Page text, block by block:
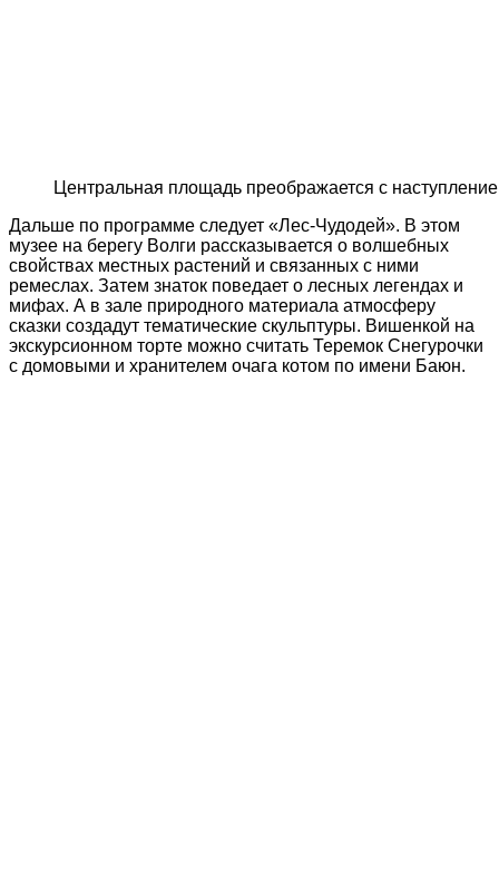
Центральная площадь преображается с
Дальше по программе следует «Лес-Чудодей». В этом
музее на берегу Волги рассказывается о волшебных
свойствах местных растений и связанных с ними
ремеслах. Затем знаток поведает о лесных легендах и
мифах. А в зале природного материала атмосферу
сказки создадут тематические скульптуры. Вишенкой на
экскурсионном торте можно считать Теремок Снегурочки
с домовыми и хранителем очага котом по имени Баюн.